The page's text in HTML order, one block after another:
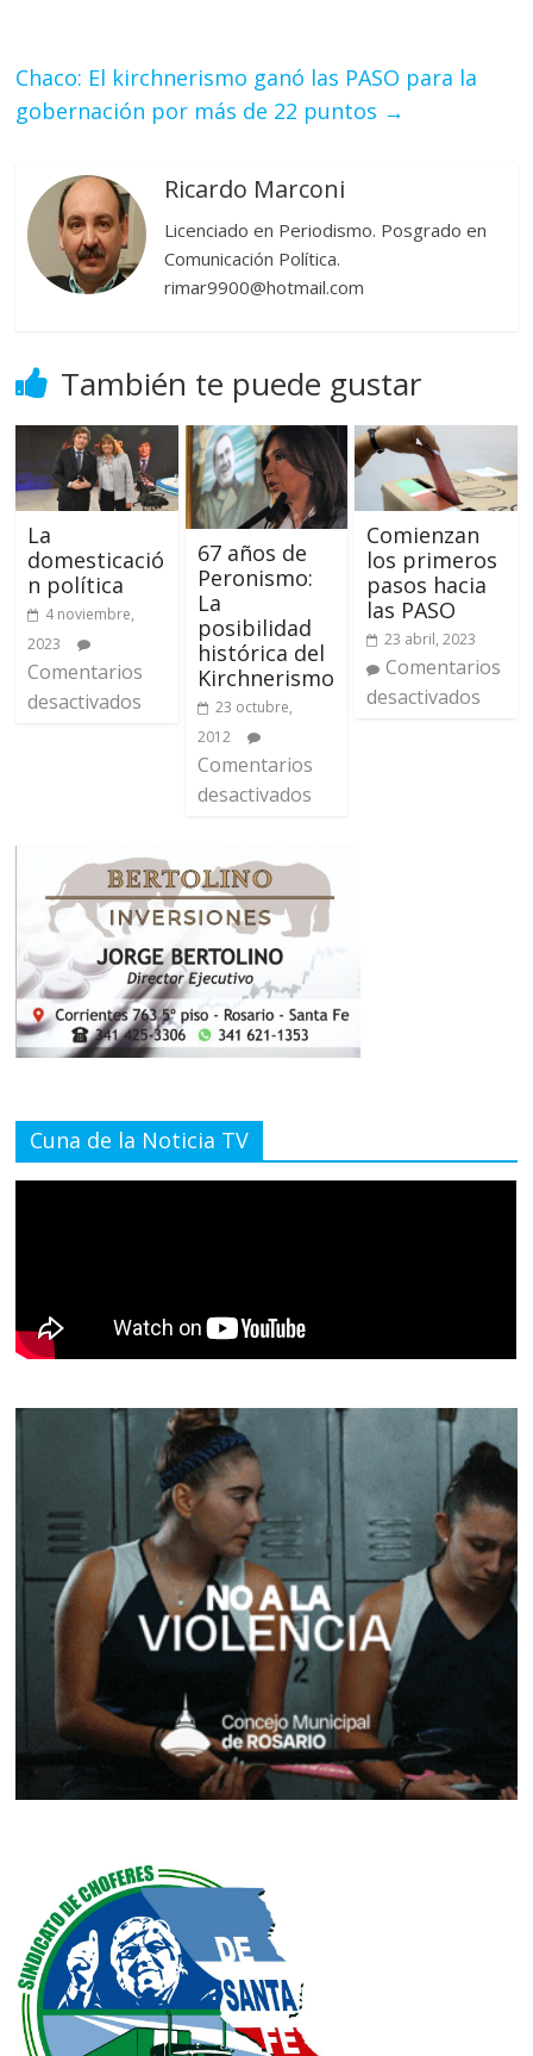
Chaco: El kirchnerismo ganó las PASO para la
gobernación por más de 22 puntos →
Ricardo Marconi
Licenciado en Periodismo. Posgrado en
Comunicación Política.
rimar9900@hotmail.com
También te puede gustar
La
domesticació
n política
4 noviembre,
2023
Comentarios
desactivados
67 años de
Peronismo:
La
posibilidad
histórica del
Kirchnerismo
23 octubre,
2012
Comentarios
desactivados
Comienzan
los primeros
pasos hacia
las PASO
23 abril, 2023
Comentarios
desactivados
Cuna de la Noticia TV